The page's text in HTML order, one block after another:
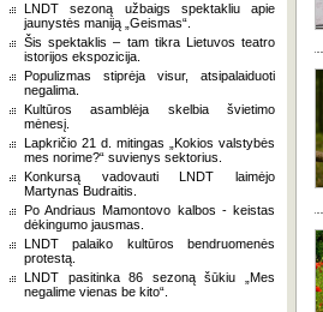
LNDT sezoną užbaigs spektakliu apie
jaunystės maniją „Geismas“.
Šis spektaklis – tam tikra Lietuvos teatro
istorijos ekspozicija.
Populizmas stiprėja visur, atsipalaiduoti
negalima.
Kultūros asamblėja skelbia švietimo
mėnesį.
Lapkričio 21 d. mitingas „Kokios valstybės
mes norime?“ suvienys sektorius.
Konkursą vadovauti LNDT laimėjo
Martynas Budraitis.
Po Andriaus Mamontovo kalbos - keistas
dėkingumo jausmas.
LNDT palaiko kultūros bendruomenės
protestą.
LNDT pasitinka 86 sezoną šūkiu „Mes
negalime vienas be kito“.